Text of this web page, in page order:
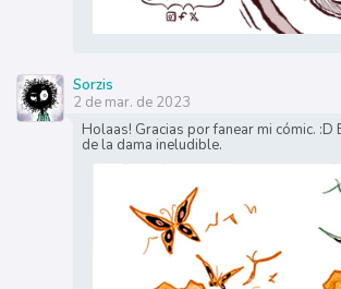
Sorzis
2 de mar. de 2023
Holaas! Gracias por fanear mi cómic. :D
de la dama ineludible.